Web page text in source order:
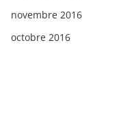
novembre 2016
octobre 2016